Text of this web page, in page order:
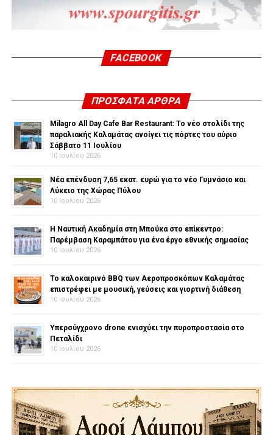
FACEBOOK
ΠΡΌΣΦΑΤΑ ΆΡΘΡΑ
Milagro All Day Cafe Bar Restaurant: Το νέο στολίδι της
παραλιακής Καλαμάτας ανοίγει τις πόρτες του αύριο
Σάββατο 11 Ιουλίου
10 Ιουλίου 2026
Νέα επένδυση 7,65 εκατ. ευρώ για το νέο Γυμνάσιο και
Λύκειο της Χώρας Πύλου
10 Ιουλίου 2026
Η Ναυτική Ακαδημία στη Μπούκα στο επίκεντρο:
Παρέμβαση Καραμπάτου για ένα έργο εθνικής σημασίας
10 Ιουλίου 2026
Το καλοκαιρινό BBQ των Αεροπροσκόπων Καλαμάτας
επιστρέφει με μουσική, γεύσεις και γιορτινή διάθεση
10 Ιουλίου 2026
Υπερσύγχρονο drone ενισχύει την πυροπροστασία στο
Πεταλίδι
10 Ιουλίου 2026